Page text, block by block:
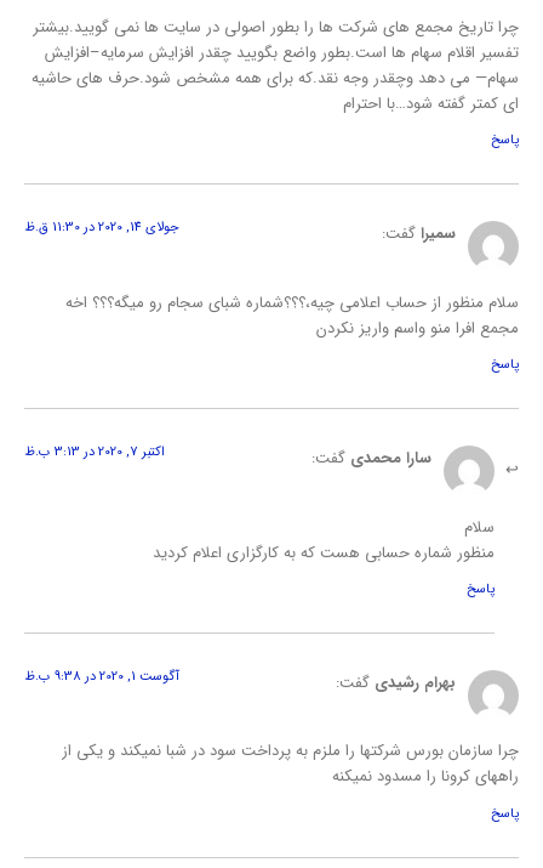
چرا تاریخ مجمع های شرکت ها را بطور اصولی در سایت ها نمی گویید.بیشتر
تفسیر اقلام سهام ها است.بطور واضع بگویید چقدر افزایش سرمایه–افزایش
سهام— می دهد وچقدر وجه نقد.که برای همه مشخص شود.حرف های حاشیه
ای کمتر گفته شود…با احترام
پاسخ
سمیرا گفت: جولای 14, 2020 در 11:30 ق.ظ
سلام منظور از حساب اعلامی چیه،؟؟؟شماره شبای سجام رو میگه؟؟؟ اخه
مجمع افرا منو واسم واریز نکردن
پاسخ
سارا محمدی گفت: اکتبر 7, 2020 در 3:13 ب.ظ
سلام
منظور شماره حسابی هست که به کارگزاری اعلام کردید
پاسخ
بهرام رشیدی گفت: آگوست 1, 2020 در 9:38 ب.ظ
چرا سازمان بورس شرکتها را ملزم به پرداخت سود در شبا نمیکند و یکی از
راههای کرونا را مسدود نمیکنه
پاسخ